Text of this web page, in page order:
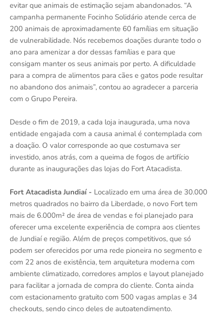
evitar que animais de estimação sejam abandonados. “A
campanha permanente Focinho Solidário atende cerca de
200 animais de aproximadamente 60 famílias em situação
de vulnerabilidade. Nós recebemos doações durante todo o
ano para amenizar a dor dessas famílias e para que
consigam manter os seus animais por perto. A dificuldade
para a compra de alimentos para cães e gatos pode resultar
no abandono dos animais”, contou ao agradecer a parceria
com o Grupo Pereira.
Desde o fim de 2019, a cada loja inaugurada, uma nova
entidade engajada com a causa animal é contemplada com
a doação. O valor corresponde ao que costumava ser
investido, anos atrás, com a queima de fogos de artifício
durante as inaugurações das lojas do Fort Atacadista.
Fort Atacadista Jundiaí - Localizado em uma área de 30.000
metros quadrados no bairro da Liberdade, o novo Fort tem
mais de 6.000m² de área de vendas e foi planejado para
oferecer uma excelente experiência de compra aos clientes
de Jundiaí e região. Além de preços competitivos, que só
podem ser oferecidos por uma rede pioneira no segmento e
com 22 anos de existência, tem arquitetura moderna com
ambiente climatizado, corredores amplos e layout planejado
para facilitar a jornada de compra do cliente. Conta ainda
com estacionamento gratuito com 500 vagas amplas e 34
checkouts, sendo cinco deles de autoatendimento.